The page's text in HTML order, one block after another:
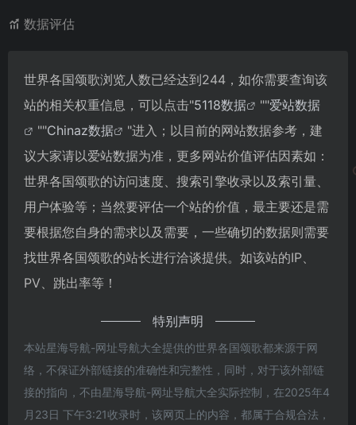
数据评估
世界各国颂歌浏览人数已经达到244，如你需要查询该
站的相关权重信息，可以点击"5118数据 ""爱站数据
""Chinaz数据
"进入；以目前的网站数据参考，建
议大家请以爱站数据为准，更多网站价值评估因素如：
世界各国颂歌的访问速度、搜索引擎收录以及索引量、
用户体验等；当然要评估一个站的价值，最主要还是需
要根据您自身的需求以及需要，一些确切的数据则需要
找世界各国颂歌的站长进行洽谈提供。如该站的IP、
PV、跳出率等！
特别声明
本站星海导航-网址导航大全提供的世界各国颂歌都来源于网
络，不保证外部链接的准确性和完整性，同时，对于该外部链
接的指向，不由星海导航-网址导航大全实际控制，在2025年4
月23日 下午3:21收录时，该网页上的内容，都属于合规合法，